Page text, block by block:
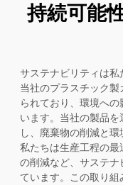
持続可能
サステナビリティは私
当社のプラスチック
られており、環境へ
います。当社の製品
し、廃棄物の削減と環
私たちは生産工程の
の削減など、サステ
ています。この取り